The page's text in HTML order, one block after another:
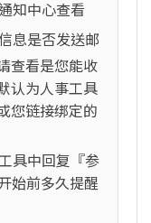
知中心查看
息是否发送邮
查看是您能收
认为人事工具
您链接绑定的
具中回复『参
始前多久提醒